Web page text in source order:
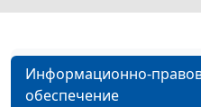
Информационно-
обеспечение